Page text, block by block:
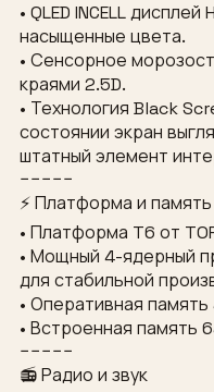
• QLED INCELL
насыщенные цвета.
• Сенсорное
краями 2.5D.
• Технология Black
состоянии экран
штатный элемент
−−−−−
⚡ Платформа и память
• Платформа T6 от
• Мощный 4-ядерный
для стабильной
• Оперативная память
• Встроенная память
−−−−−
📻 Радио и звук